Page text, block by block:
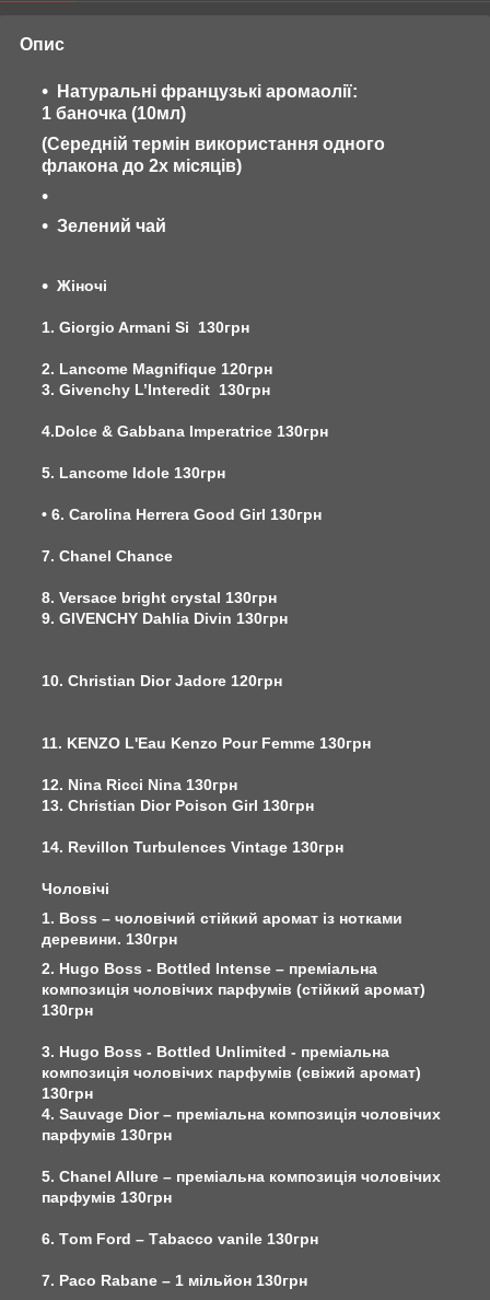
Опис
Натуральні французькі аромаолії:
1 баночка (10мл)
(Середній термін використання одного
флакона до 2х місяців)
Зелений чай
Жіночі
1. Giorgio Armani Si 130грн
2. Lancome Magnifique 120грн
3. Givenchy L’Interedit 130грн
4.Dolce & Gabbana Imperatrice 130грн
5. Lancome Idole 130грн
• 6. Carolina Herrera Good Girl 130грн
7. Chanel Chance
8. Versace bright crystal 130грн
9. GIVENCHY Dahlia Divin 130грн
10. Christian Dior Jadore 120грн
11. KENZO L'Eau Kenzo Pour Femme 130грн
12. Nina Ricci Nina 130грн
13. Christian Dior Poison Girl 130грн
14. Revillon Turbulences Vintage 130грн
Чоловічі
1. Boss – чоловічий стійкий аромат із нотками
деревини. 130грн
2. Hugo Boss - Bottled Intense – преміальна
композиція чоловічих парфумів (стійкий аромат)
130грн
3. Hugo Boss - Bottled Unlimited - преміальна
композиція чоловічих парфумів (свіжий аромат)
130грн
4. Sauvage Dior – преміальна композиція чоловічих
парфумів 130грн
5. Chanel Allure – преміальна композиція чоловічих
парфумів 130грн
6. Тom Ford – Тabacco vanile 130грн
7. Paco Rabane – 1 мільйон 130грн